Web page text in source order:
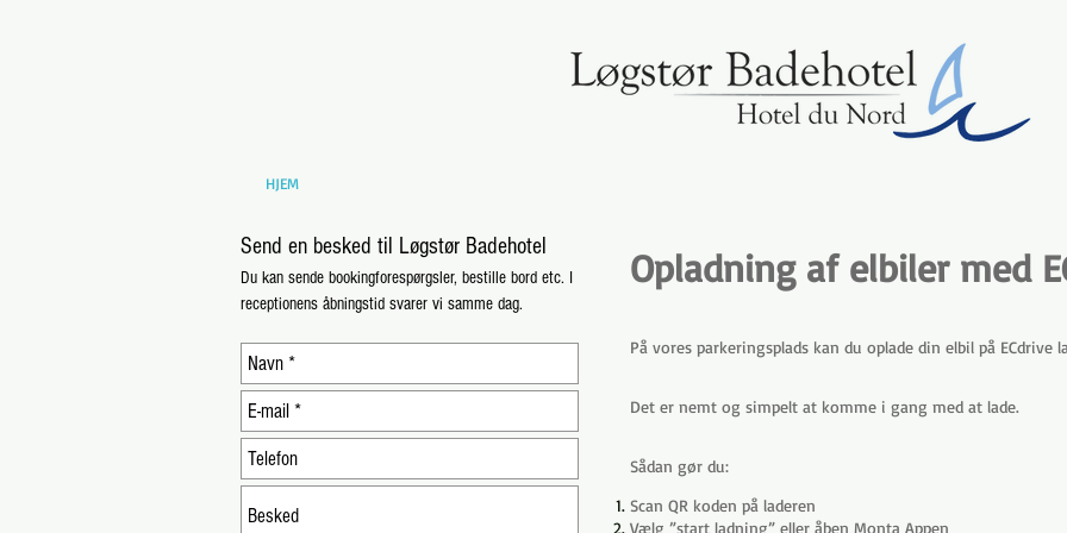
HJEM
Du kan sende bookingforespørgsler, bestille bord etc. I
receptionens åbningstid svarer vi samme dag.
Send en besked til Løgstør Badehotel Opladning af elbiler med
På vores parkeringsplads kan du oplade din elbil på ECdrive
Det er nemt og simpelt at komme i gang med at lade.
Sådan gør du:
Scan QR koden på laderen
Vælg ”start ladning” eller åben Monta Appen